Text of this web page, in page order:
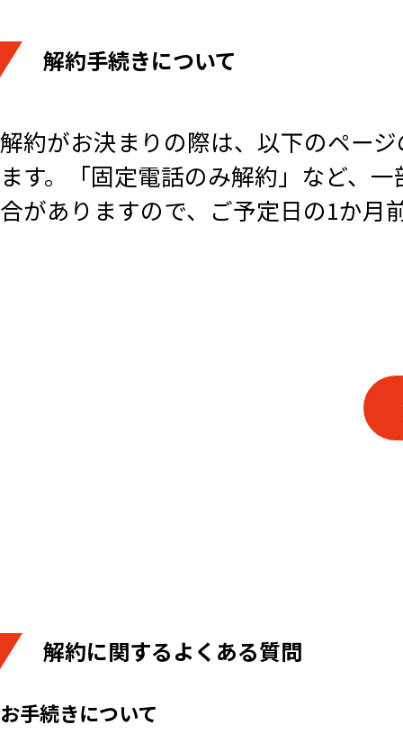
解約手続きについて
解約がお決まりの際は、以下のペー
ます。「固定電話のみ解約」など、
合がありますので、 ご予定日の1か月
解約に関するよくある質問
お手続きについて